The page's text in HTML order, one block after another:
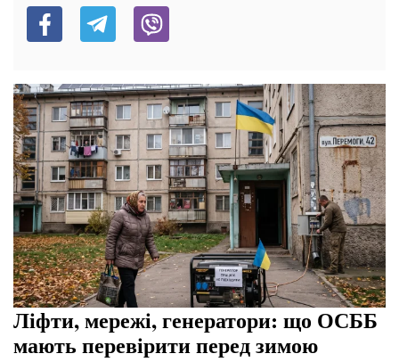
Ліфти, мережі, генератори: що ОСББ
мають перевірити перед зимою